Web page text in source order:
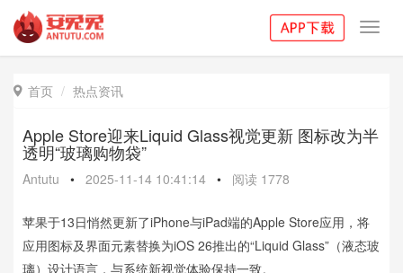
 首页 热点资讯
Apple Store迎来Liquid Glass视觉更新 图标改为半
透明“玻璃购物袋”
Antutu • 2025-11-14 10:41:14 • 阅读 1778
苹果于13日悄然更新了iPhone与iPad端的Apple Store应用，将
应用图标及界面元素替换为iOS 26推出的“Liquid Glass”（液态玻
璃）设计语言，与系统新视觉体验保持一致。